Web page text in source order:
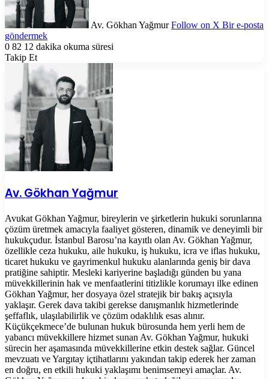
Av. Gökhan Yağmur Follow on X Bir e-posta
göndermek
0 82 12 dakika okuma süresi
Takip Et
Av. Gökhan Yağmur
Avukat Gökhan Yağmur, bireylerin ve şirketlerin hukuki sorunlarına
çözüm üretmek amacıyla faaliyet gösteren, dinamik ve deneyimli bir
hukukçudur. İstanbul Barosu’na kayıtlı olan Av. Gökhan Yağmur,
özellikle ceza hukuku, aile hukuku, iş hukuku, icra ve iflas hukuku,
ticaret hukuku ve gayrimenkul hukuku alanlarında geniş bir dava
pratiğine sahiptir. Mesleki kariyerine başladığı günden bu yana
müvekkillerinin hak ve menfaatlerini titizlikle korumayı ilke edinen
Gökhan Yağmur, her dosyaya özel stratejik bir bakış açısıyla
yaklaşır. Gerek dava takibi gerekse danışmanlık hizmetlerinde
şeffaflık, ulaşılabilirlik ve çözüm odaklılık esas alınır.
Küçükçekmece’de bulunan hukuk bürosunda hem yerli hem de
yabancı müvekkillere hizmet sunan Av. Gökhan Yağmur, hukuki
sürecin her aşamasında müvekkillerine etkin destek sağlar. Güncel
mevzuatı ve Yargıtay içtihatlarını yakından takip ederek her zaman
en doğru, en etkili hukuki yaklaşımı benimsemeyi amaçlar. Av.